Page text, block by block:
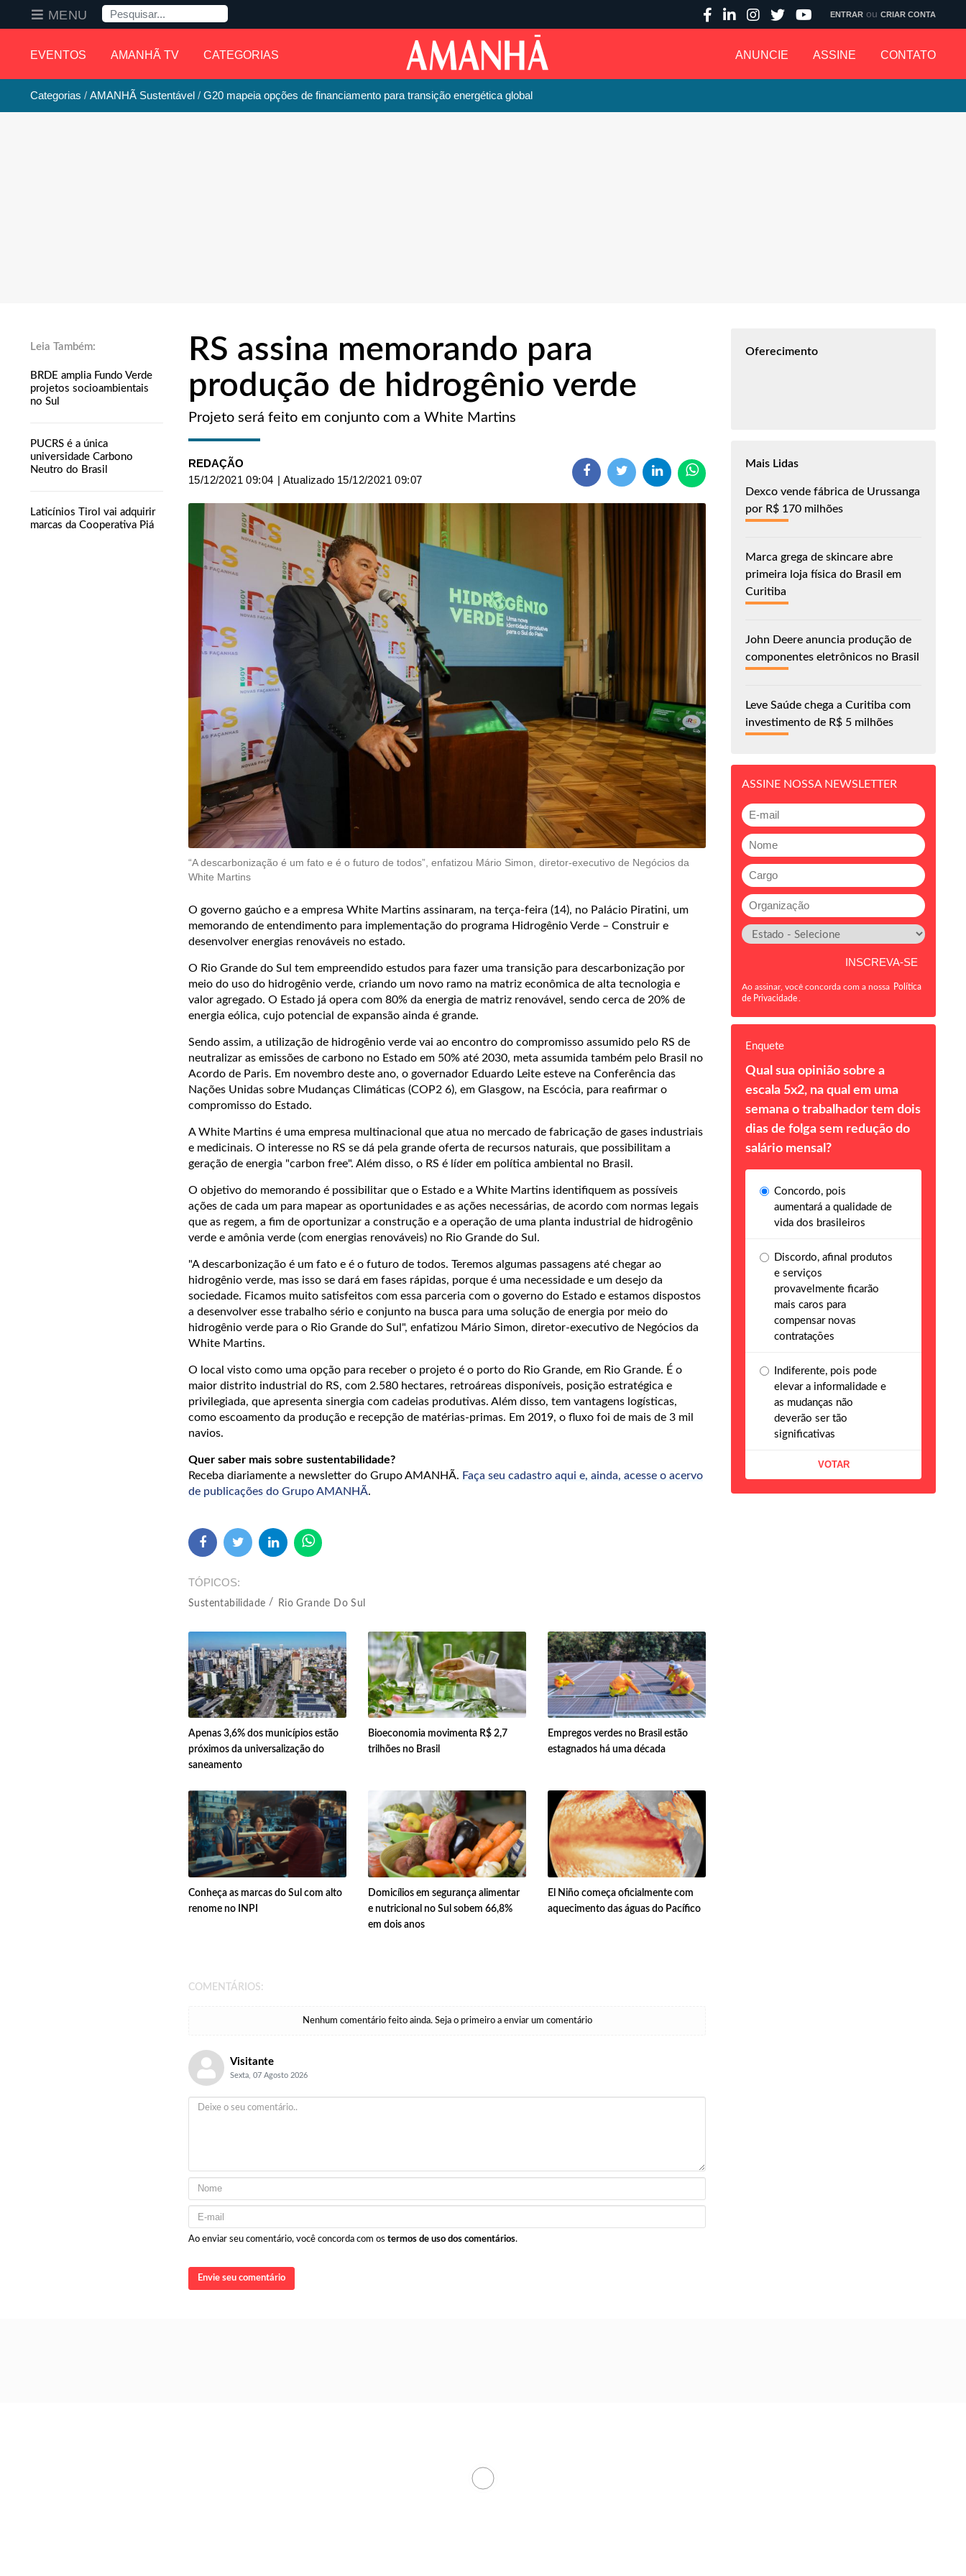
EVENTOS AMANHÃ TV CATEGORIAS ANUNCIE ASSINE CONTATO
MENU Pesquisa ENTRAR ou CRIAR CONTA
Categorias AMANHÃ Sustentável G20 mapeia opções de financiamento para transição energética global
BRDE amplia Fundo Verde
projetos socioambientais
no Sul
PUCRS é a única
universidade Carbono
Neutro do Brasil
Laticínios Tirol vai adquirir
marcas da Cooperativa Piá
RS assina memorando para
produção de hidrogênio verde
Projeto será feito em conjunto com a White Martins
REDAÇÃO
15/12/2021 09:04 | Atualizado 15/12/2021 09:07
“A descarbonização é um fato e é o futuro de todos”, enfatizou Mário Simon, diretor-executivo de Negócios da
White Martins
O governo gaúcho e a empresa White Martins assinaram, na terça-feira (14), no Palácio Piratini, um
memorando de entendimento para implementação do programa Hidrogênio Verde – Construir e
desenvolver energias renováveis no estado.
O Rio Grande do Sul tem empreendido estudos para fazer uma transição para descarbonização por
meio do uso do hidrogênio verde, criando um novo ramo na matriz econômica de alta tecnologia e
valor agregado. O Estado já opera com 80% da energia de matriz renovável, sendo cerca de 20% de
energia eólica, cujo potencial de expansão ainda é grande.
Sendo assim, a utilização de hidrogênio verde vai ao encontro do compromisso assumido pelo RS de
neutralizar as emissões de carbono no Estado em 50% até 2030, meta assumida também pelo Brasil no
Acordo de Paris. Em novembro deste ano, o governador Eduardo Leite esteve na Conferência das
Nações Unidas sobre Mudanças Climáticas (COP2 6), em Glasgow, na Escócia, para reafirmar o
compromisso do Estado.
A White Martins é uma empresa multinacional que atua no mercado de fabricação de gases industriais
e medicinais. O interesse no RS se dá pela grande oferta de recursos naturais, que possibilitam a
geração de energia "carbon free". Além disso, o RS é líder em política ambiental no Brasil.
O objetivo do memorando é possibilitar que o Estado e a White Martins identifiquem as possíveis
ações de cada um para mapear as oportunidades e as ações necessárias, de acordo com normas legais
que as regem, a fim de oportunizar a construção e a operação de uma planta industrial de hidrogênio
verde e amônia verde (com energias renováveis) no Rio Grande do Sul.
"A descarbonização é um fato e é o futuro de todos. Teremos algumas passagens até chegar ao
hidrogênio verde, mas isso se dará em fases rápidas, porque é uma necessidade e um desejo da
sociedade. Ficamos muito satisfeitos com essa parceria com o governo do Estado e estamos dispostos
a desenvolver esse trabalho sério e conjunto na busca para uma solução de energia por meio do
hidrogênio verde para o Rio Grande do Sul", enfatizou Mário Simon, diretor-executivo de Negócios da
White Martins.
O local visto como uma opção para receber o projeto é o porto do Rio Grande, em Rio Grande. É o
maior distrito industrial do RS, com 2.580 hectares, retroáreas disponíveis, posição estratégica e
privilegiada, que apresenta sinergia com cadeias produtivas. Além disso, tem vantagens logísticas,
como escoamento da produção e recepção de matérias-primas. Em 2019, o fluxo foi de mais de 3 mil
navios.
Quer saber mais sobre sustentabilidade?
Receba diariamente a newsletter do Grupo AMANHÃ. Faça seu cadastro aqui e, ainda, acesse o acervo
de publicações do Grupo AMANHÃ.
TÓPICOS
Sustentabilidade Rio Grande Do Sul
Apenas 3,6% dos municípios estão
próximos da universalização do
saneamento
Bioeconomia movimenta R$ 2,7
trilhões no Brasil
Empregos verdes no Brasil estão
estagnados há uma década
Conheça as marcas do Sul com alto
renome no INPI
Domicílios em segurança alimentar
e nutricional no Sul sobem 66,8%
em dois anos
El Niño começa oficialmente com
aquecimento das águas do Pacífico
COMENTÁRIOS:
Nenhum comentário feito ainda. Seja o primeiro a enviar um comentário
Visitante
Sexta, 07 Agosto 2026
Ao enviar seu comentário, você concorda com os termos de uso dos comentários.
Envie seu comentário
Oferecimento
Mais Lidas
Dexco vende fábrica de Urussanga
por R$ 170 milhões
Marca grega de skincare abre
primeira loja física do Brasil em
Curitiba
John Deere anuncia produção de
componentes eletrônicos no Brasil
Leve Saúde chega a Curitiba com
investimento de R$ 5 milhões
ASSINE NOSSA NEWSLETTER
Ao assinar, você concorda com a nossa Política
de Privacidade
Enquete
Qual sua opinião sobre a
escala 5x2, na qual em uma
semana o trabalhador tem dois
dias de folga sem redução do
salário mensal?
Concordo, pois
aumentará a qualidade de
vida dos brasileiros
Discordo, afinal produtos
e serviços
provavelmente ficarão
mais caros para
compensar novas
contratações
Indiferente, pois pode
elevar a informalidade e
as mudanças não
deverão ser tão
significativas